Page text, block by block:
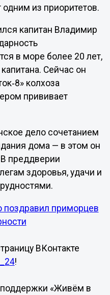
из приоритетов.
капитан Владимир
в море более 20 лет,
Сейчас он
колхоза
прививает
дело сочетанием
дома — в этом он
преддверии
здоровья, удачи и
приморцев
ВКонтакте
!
«Живём в